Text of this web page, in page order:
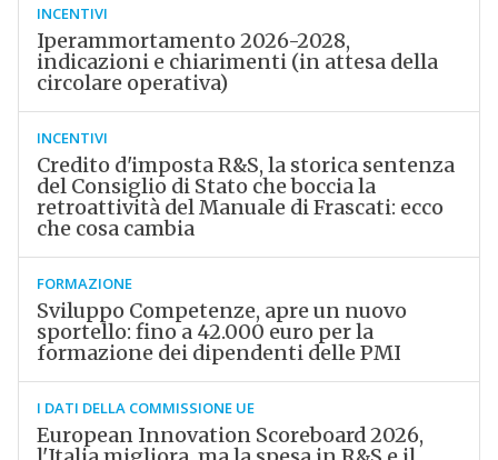
INCENTIVI
Iperammortamento 2026-2028,
indicazioni e chiarimenti (in attesa della
circolare operativa)
INCENTIVI
Credito d'imposta R&S, la storica sentenza
del Consiglio di Stato che boccia la
retroattività del Manuale di Frascati: ecco
che cosa cambia
FORMAZIONE
Sviluppo Competenze, apre un nuovo
sportello: fino a 42.000 euro per la
formazione dei dipendenti delle PMI
I DATI DELLA COMMISSIONE UE
European Innovation Scoreboard 2026,